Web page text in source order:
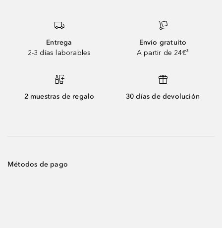
Entrega
2-3 días laborables
Envío gratuito
A partir de 24€³
2 muestras de regalo 30 días de devolución
Métodos de pago